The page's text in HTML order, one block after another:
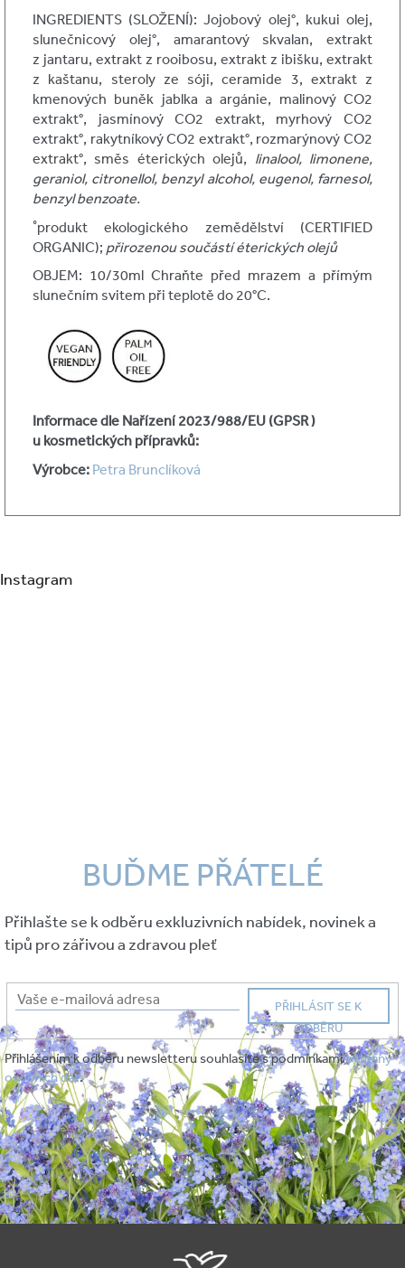
INGREDIENTS (SLOŽENÍ): Jojobový olej°, kukui olej,
slunečnicový olej°, amarantový skvalan, extrakt
z jantaru, extrakt z rooibosu, extrakt z ibišku, extrakt
z kaštanu, steroly ze sóji, ceramide 3, extrakt z
kmenových buněk jablka a argánie, malinový CO2
extrakt°, jasmínový CO2 extrakt, myrhový CO2
extrakt°, rakytníkový CO2 extrakt°, rozmarýnový CO2
extrakt°, směs éterických olejů, linalool, limonene,
geraniol, citronellol, benzyl alcohol, eugenol, farnesol,
benzyl benzoate.
˚produkt ekologického zemědělství (CERTIFIED
ORGANIC); přirozenou součástí éterických olejů
OBJEM: 10/30ml Chraňte před mrazem a přímým
slunečním svitem při teplotě do 20°C.
Informace dle Nařízení 2023/988/EU (GPSR )
u kosmetických přípravků:
Výrobce: Petra Brunclíková
Instagram
BUĎME PŘÁTELÉ
Přihlašte se k odběru exkluzivních nabídek, novinek a
tipů pro zářivou a zdravou pleť
PŘIHLÁSIT SE K
ODBĚRU
Přihlášením k odběru newsletteru souhlasíte s podmínkamiochrany
osobních dat.